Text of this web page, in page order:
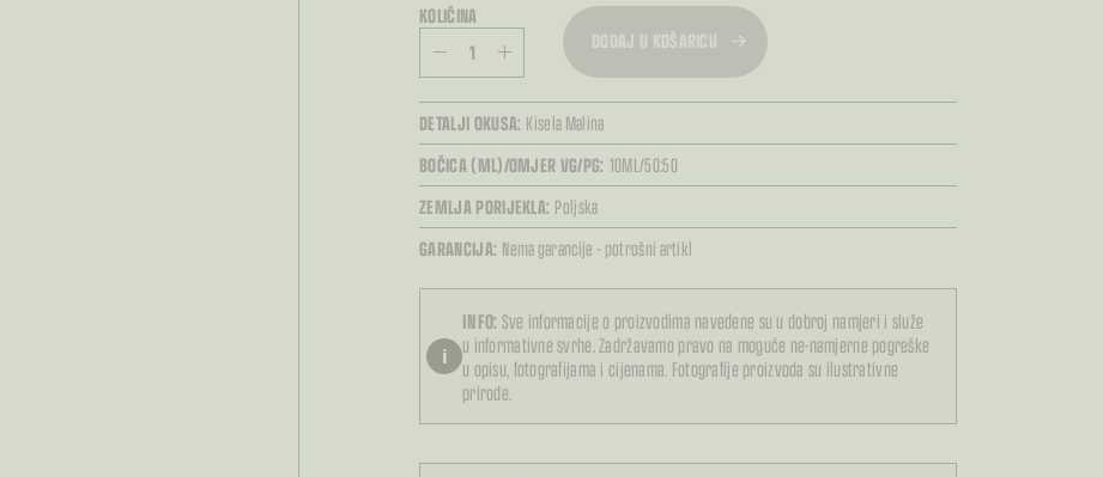
KOLIČINA
DODAJ U KOŠARICU
DETALJI OKUSA: Kisela Malina
BOČICA (ML)/OMJER VG/PG: 10ML/50:50
ZEMLJA PORIJEKLA: Poljska
GARANCIJA: Nema garancije – potrošni artikl
i
INFO: Sve informacije o proizvodima navedene su u dobroj namjeri i služe
u informativne svrhe. Zadržavamo pravo na moguće ne-namjerne pogreške
u opisu, fotografijama i cijenama. Fotografije proizvoda su ilustrativne
prirode.